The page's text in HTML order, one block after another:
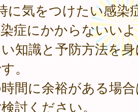
に気をつけたい感染
症にかからないい
知識と予防方法を
。
間に余裕がある場
討ください。